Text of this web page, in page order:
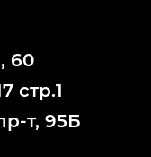
60
стр.1
т, 95Б